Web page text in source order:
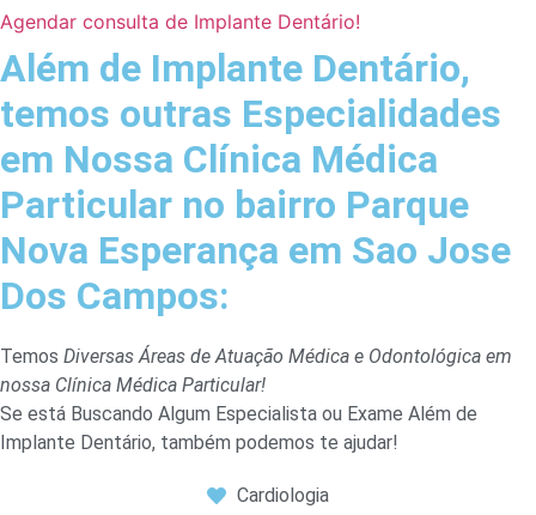
Agendar consulta de Implante Dentário!
Além de Implante Dentário,
temos outras Especialidades
em Nossa Clínica Médica
Particular no bairro Parque
Nova Esperança em Sao Jose
Dos Campos:
Temos Diversas Áreas de Atuação Médica e Odontológica em
nossa Clínica Médica Particular!
Se está Buscando Algum Especialista ou Exame Além de
Implante Dentário, também podemos te ajudar!
Cardiologia